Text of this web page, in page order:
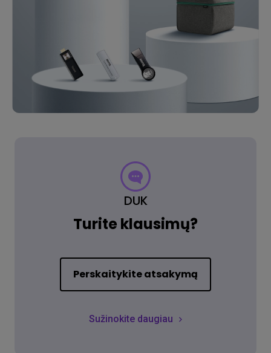
DUK
Turite klausimų?
Perskaitykite atsakymą
Sužinokite daugiau